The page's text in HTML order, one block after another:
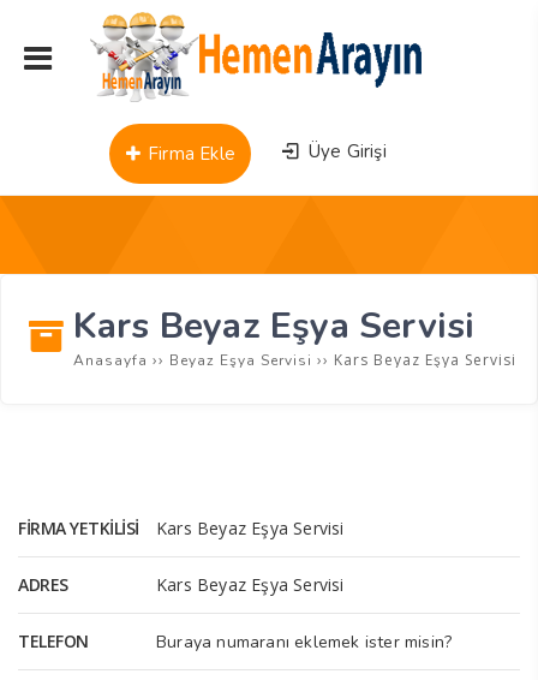
Üye Girişi
Firma Ekle
Kars Beyaz Eşya Servisi
Anasayfa ›› Beyaz Eşya Servisi ›› Kars Beyaz Eşya Servisi
FIRMA YETKILISI Kars Beyaz Eşya Servisi
ADRES Kars Beyaz Eşya Servisi
TELEFON Buraya numaranı eklemek ister misin?